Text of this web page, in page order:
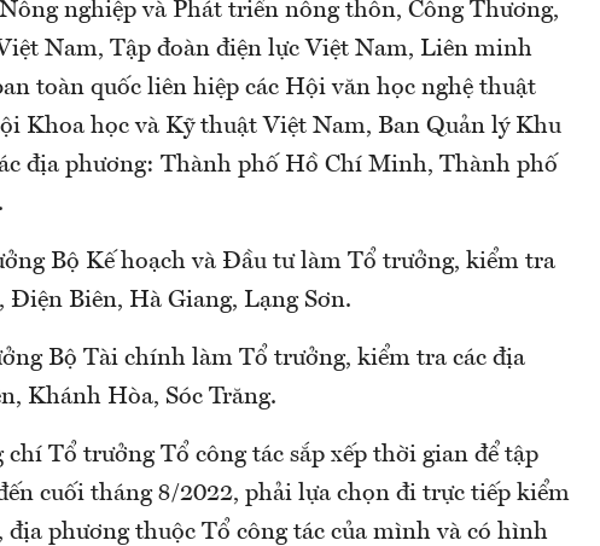
nghiệp và Phát triển nông thôn, Công Thương,
Nam, Tập đoàn điện lực Việt Nam, Liên minh
toàn quốc liên hiệp các Hội văn học nghệ thuật
Khoa học và Kỹ thuật Việt Nam, Ban Quản lý Khu
địa phương: Thành phố Hồ Chí Minh, Thành phố
Bộ Kế hoạch và Đầu tư làm Tổ trưởng, kiểm tra
Điện Biên, Hà Giang, Lạng Sơn.
Bộ Tài chính làm Tổ trưởng, kiểm tra các địa
Khánh Hòa, Sóc Trăng.
chí Tổ trưởng Tổ công tác sắp xếp thời gian để tập
cuối tháng 8/2022, phải lựa chọn đi trực tiếp kiểm
địa phương thuộc Tổ công tác của mình và có hình